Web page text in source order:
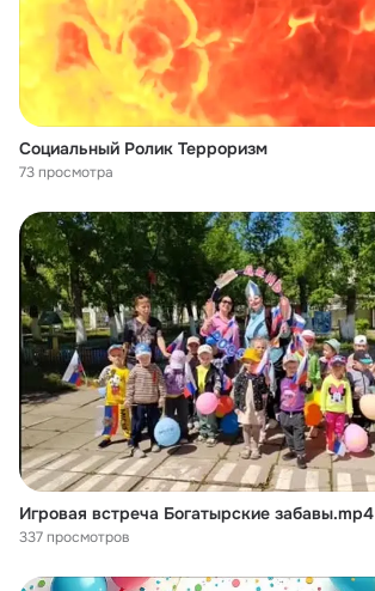
Социальный Ролик Терроризм
73 просмотра
Игровая встреча Богатырские забавы.mp4
337 просмотров